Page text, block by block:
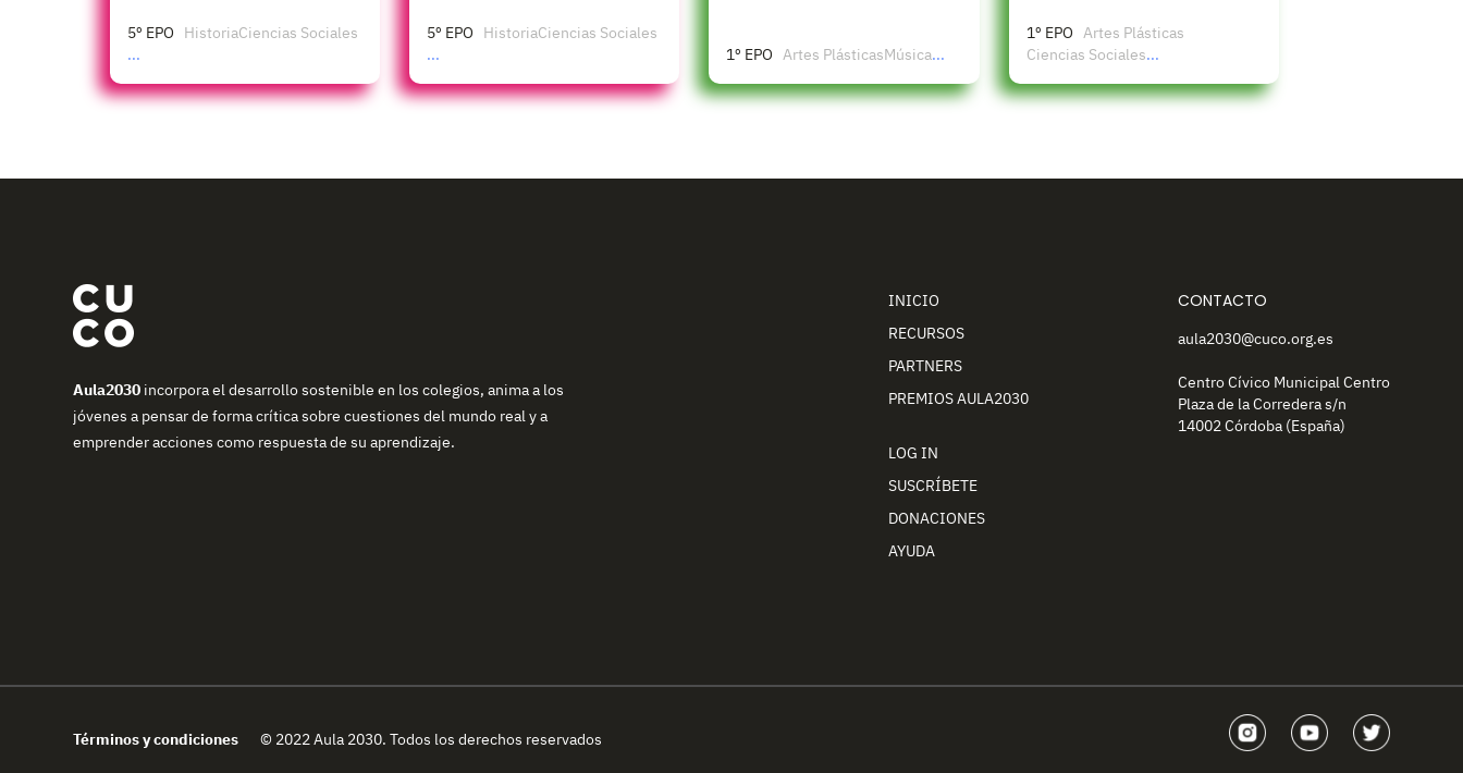
5º EPO HistoriaCiencias Sociales
...
5º EPO HistoriaCiencias Sociales
...
1º EPO Artes PlásticasMúsica...
1º EPO Artes Plásticas
Ciencias Sociales...
Aula2030 incorpora el desarrollo sostenible en los colegios, anima a los
jóvenes a pensar de forma crítica sobre cuestiones del mundo real y a
emprender acciones como respuesta de su aprendizaje.
INICIO
RECURSOS
PARTNERS
PREMIOS AULA2030
LOG IN
SUSCRÍBETE
DONACIONES
AYUDA
CONTACTO
aula2030@cuco.org.es
Centro Cívico Municipal Centro
Plaza de la Corredera s/n
14002 Córdoba (España)
Términos y condiciones © 2022 Aula 2030. Todos los derechos reservados